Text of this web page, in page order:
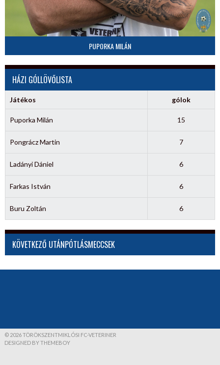
PUPORKA MILÁN
HÁZI GÓLLÖVŐLISTA
Játékos gólok
Puporka Milán 15
Pongrácz Martin 7
Ladányi Dániel 6
Farkas István 6
Buru Zoltán 6
KÖVETKEZŐ UTÁNPÓTLÁSMECCSEK
© 2026 TÖRÖKSZENTMIKLÓSI FC-VETERINER
DESIGNED BY THEMEBOY